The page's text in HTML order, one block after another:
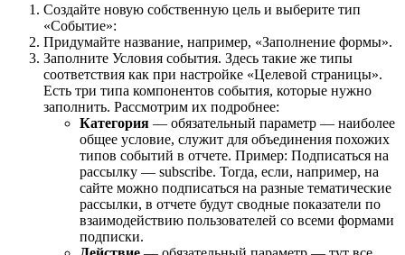
Создайте новую собственную цель и выберите тип
«Событие»:
Придумайте название, например, «Заполнение формы».
Заполните Условия события. Здесь такие же типы
соответствия как при настройке «Целевой страницы».
Есть три типа компонентов события, которые нужно
заполнить. Рассмотрим их подробнее:
Категория — обязательный параметр — наиболее
общее условие, служит для объединения похожих
типов событий в отчете. Пример: Подписаться на
рассылку — subscribe. Тогда, если, например, на
сайте можно подписаться на разные тематические
рассылки, в отчете будут сводные показатели по
взаимодействию пользователей со всеми формами
подписки.